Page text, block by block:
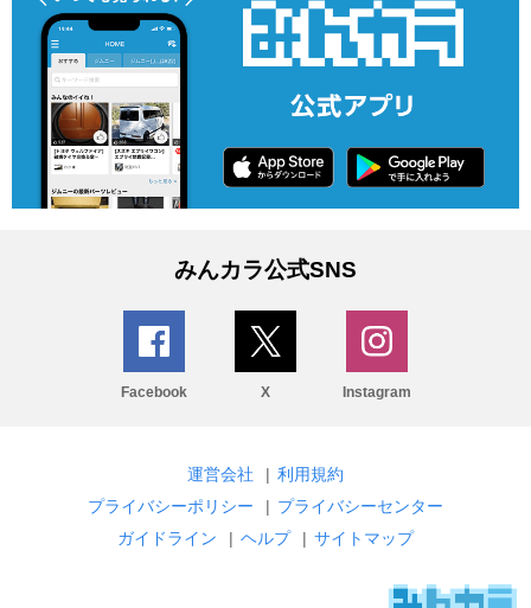
みんカラ公式SNS
Facebook X Instagram
運営会社 | 利用規約
プライバシーポリシー
| プライバシーセンター
ガイドライン
| ヘルプ | サイトマップ